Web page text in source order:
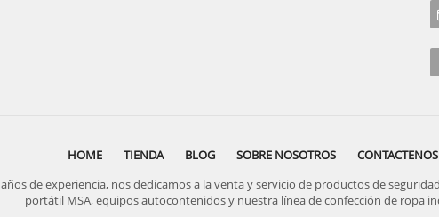
HOME TIENDA BLOG SOBRE NOSOTROS
CONTACTENOS
de experiencia, nos dedicamos a la venta y servicio de productos de
portátil MSA, equipos autocontenidos y nuestra línea de confección de ropa